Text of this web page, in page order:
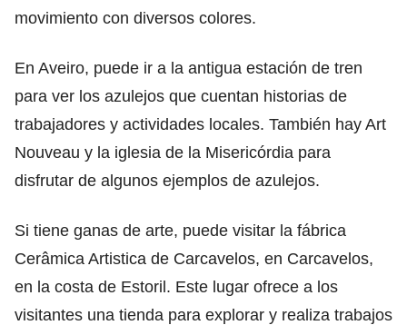
movimiento con diversos colores.
En Aveiro, puede ir a la antigua estación de tren
para ver los azulejos que cuentan historias de
trabajadores y actividades locales. También hay Art
Nouveau y la iglesia de la Misericórdia para
disfrutar de algunos ejemplos de azulejos.
Si tiene ganas de arte, puede visitar la fábrica
Cerâmica Artistica de Carcavelos, en Carcavelos,
en la costa de Estoril. Este lugar ofrece a los
visitantes una tienda para explorar y realiza trabajos